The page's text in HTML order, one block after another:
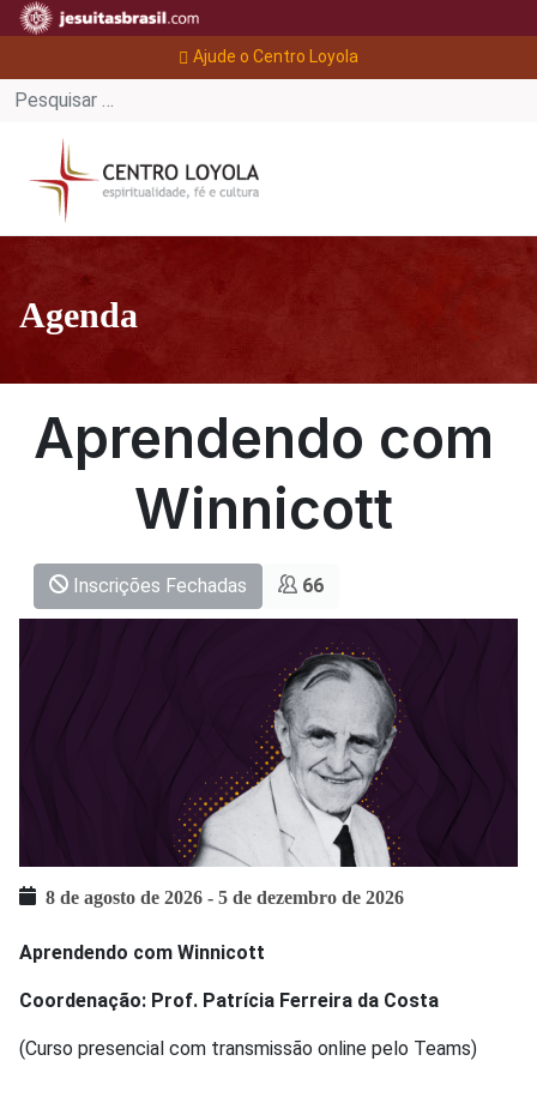
Ajude o Centro Loyola
Agenda
Aprendendo com
Winnicott
Inscrições Fechadas 66
8 de agosto de 2026 - 5 de dezembro de 2026
Aprendendo com Winnicott
Coordenação: Prof. Patrícia Ferreira da Costa
(Curso presencial com transmissão online pelo Teams)